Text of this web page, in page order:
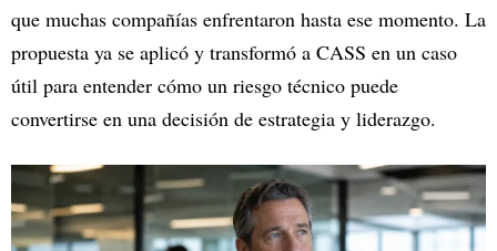
que muchas compañías enfrentaron hasta ese momento. La
propuesta ya se aplicó y transformó a CASS en un caso
útil para entender cómo un riesgo técnico puede
convertirse en una decisión de estrategia y liderazgo.